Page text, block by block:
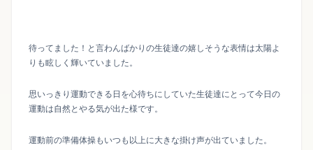
待ってました！と言わんばかりの生徒達の嬉しそうな表情は太陽よ
りも眩しく輝いていました。
思いっきり運動できる日を心待ちにしていた生徒達にとって今日の
運動は自然とやる気が出た様です。
運動前の準備体操もいつも以上に大きな掛け声が出ていました。